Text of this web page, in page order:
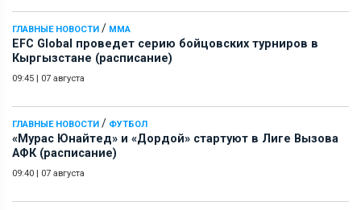
ГЛАВНЫЕ НОВОСТИ / ММА
EFC Global проведет серию бойцовских турниров в
Кыргызстане (расписание)
09:45 | 07 августа
ГЛАВНЫЕ НОВОСТИ / ФУТБОЛ
«Мурас Юнайтед» и «Дордой» стартуют в Лиге Вызова
АФК (расписание)
09:40 | 07 августа